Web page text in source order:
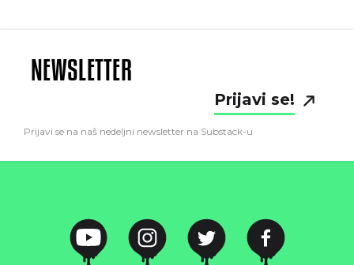
NEWSLETTER
Prijavi se!
Prijavi se na naš nedeljni newsletter na Substack-u